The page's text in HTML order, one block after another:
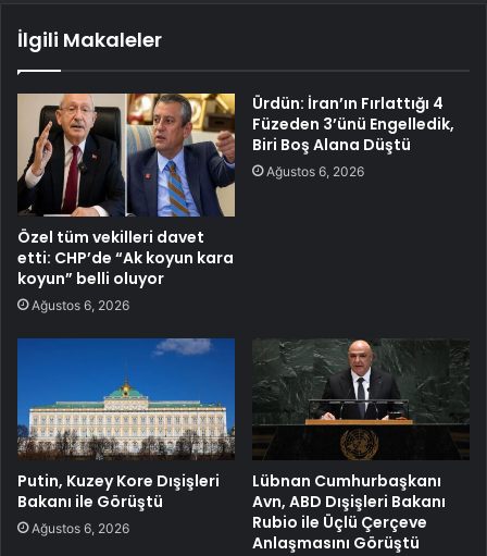
İlgili Makaleler
Özel tüm vekilleri davet
etti: CHP’de “Ak koyun kara
koyun” belli oluyor
Ağustos 6, 2026
Ürdün: İran’ın Fırlattığı 4
Füzeden 3’ünü Engelledik,
Biri Boş Alana Düştü
Ağustos 6, 2026
Putin, Kuzey Kore Dışişleri
Bakanı ile Görüştü
Ağustos 6, 2026
Lübnan Cumhurbaşkanı
Avn, ABD Dışişleri Bakanı
Rubio ile Üçlü Çerçeve
Anlaşmasını Görüştü